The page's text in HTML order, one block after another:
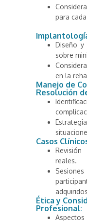
para
Diseño y
sobre
en la
Manejo de
Resolución
Casos
reales.
Ética y
Profesional: